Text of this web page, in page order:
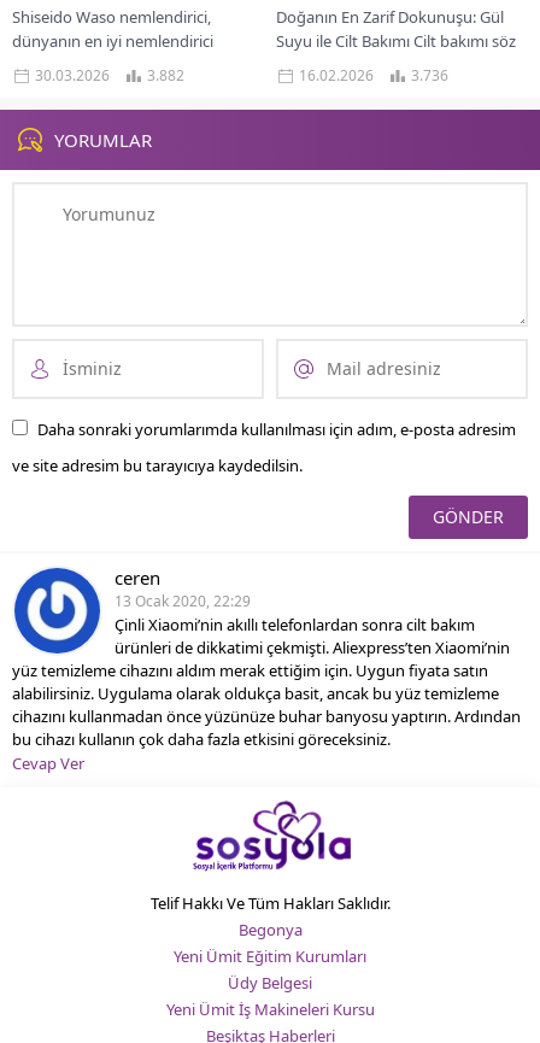
Shiseido Waso nemlendirici,
dünyanın en iyi nemlendirici
kozmetik ürünleri listesinin ilk
sıralarında yer alıyor. Son yıllarda
yükselen bir trend haline...
30.03.2026 3.882
Doğanın En Zarif Dokunuşu: Gül
Suyu ile Cilt Bakımı Cilt bakımı söz
konusu olduğunda, hem doğal
hem de etkili içeriklere...
16.02.2026 3.736
YORUMLAR
Daha sonraki yorumlarımda kullanılması için adım, e-posta adresim
ve site adresim bu tarayıcıya kaydedilsin.
ceren
13 Ocak 2020, 22:29
Çinli Xiaomi’nin akıllı telefonlardan sonra cilt bakım
ürünleri de dikkatimi çekmişti. Aliexpress’ten Xiaomi’nin
yüz temizleme cihazını aldım merak ettiğim için. Uygun fiyata satın
alabilirsiniz. Uygulama olarak oldukça basit, ancak bu yüz temizleme
cihazını kullanmadan önce yüzünüze buhar banyosu yaptırın. Ardından
bu cihazı kullanın çok daha fazla etkisini göreceksiniz.
Cevap Ver
Telif Hakkı Ve Tüm Hakları Saklıdır.
Begonya
Yeni Ümit Eğitim Kurumları
Üdy Belgesi
Yeni Ümit İş Makineleri Kursu
Beşiktaş Haberleri